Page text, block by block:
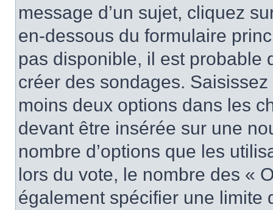
message d’un sujet, cliquez
en-dessous du formulaire
pas disponible, il est probable
créer des sondages.
moins deux options dans les
devant être insérée sur une
nombre d’options que les
lors du vote, le nombre des «
également spécifier une limite